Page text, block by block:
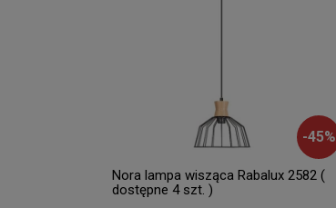
-45%
Nora lampa wisząca Rabalux 2582 (
dostępne 4 szt. )